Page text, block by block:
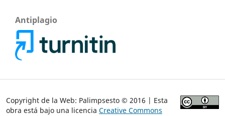
Antiplagio
Copyright de la Web: Palimpsesto © 2016 | Esta
obra está bajo una licencia Creative Commons